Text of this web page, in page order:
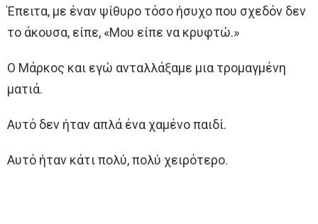
Έπειτα, με έναν ψίθυρο τόσο ήσυχο που σχεδόν δεν
το άκουσα, είπε, «Μου είπε να κρυφτώ.»
Ο Μάρκος και εγώ ανταλλάξαμε μια τρομαγμένη
ματιά.
Αυτό δεν ήταν απλά ένα χαμένο παιδί.
Αυτό ήταν κάτι πολύ, πολύ χειρότερο.